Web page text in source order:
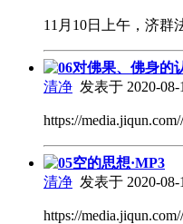
11月10日上午，济群
06对佛果、佛身的
清净 发表于 2020-08-
https://
05空的思想·MP3
清净 发表于 2020-08-
https://